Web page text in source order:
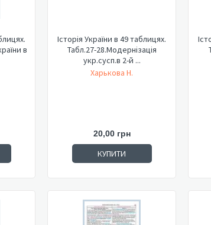
в
Історія України в 49 таблицях.
Табл.27-28.Модернізація
укр.сусп.в 2-й ...
Харькова Н.
20,00 грн
КУПИТИ